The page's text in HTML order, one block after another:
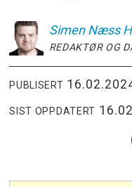
Simen Næss
REDAKTØR OG
PUBLISERT
SIST OPPDATERT